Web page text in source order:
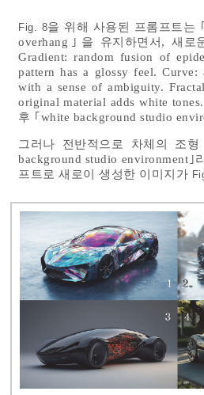
Fig. 8을 위해 사용된 프롬프트는
overhang｣을 유지하면서, 새로
Gradient: random fusion of
pattern has a glossy feel. Curve:
with a sense of ambiguity.
original material adds white
후 ｢white background studio
그러나 전반적으로 차체의 조
background studio environment｣
프트로 새로이 생성한 이미지가